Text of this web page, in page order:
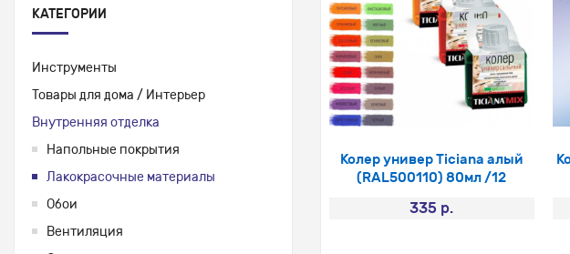
КАТЕГОРИИ
Инструменты
Товары для дома / Интерьер
Внутренняя отделка
Напольные покрытия
Лакокрасочные материалы
Обои
Вентиляция
Колер универ Ticiana алый
(RAL500110) 80мл /12
335 р.